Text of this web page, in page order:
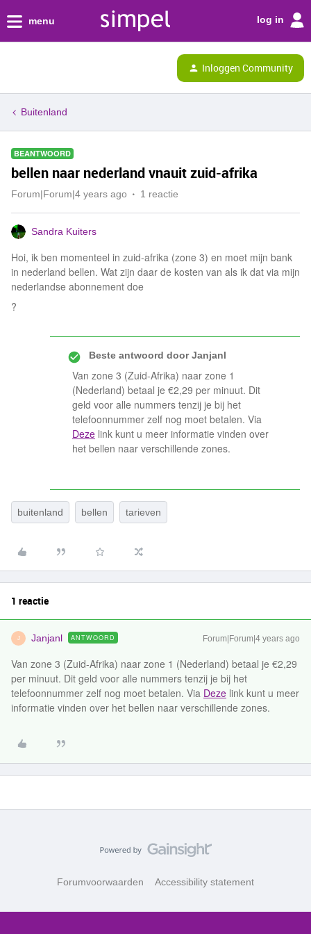
menu log in
Inloggen Community
Buitenland
BEANTWOORD
bellen naar nederland vnauit zuid-afrika
Forum|Forum|4 years ago 1 reactie
Sandra Kuiters
Hoi, ik ben momenteel in zuid-afrika (zone 3) en moet mijn bank
in nederland bellen. Wat zijn daar de kosten van als ik dat via mijn
nederlandse abonnement doe
?
Beste antwoord doorJanjanl
Van zone 3 (Zuid-Afrika) naar zone 1
(Nederland) betaal je €2,29 per minuut. Dit
geld voor alle nummers tenzij je bij het
telefoonnummer zelf nog moet betalen. Via
Deze link kunt u meer informatie vinden over
het bellen naar verschillende zones.
buitenland bellen tarieven
1 reactie
J Janjanl ANTWOORD Forum|Forum|4 years ago
Van zone 3 (Zuid-Afrika) naar zone 1 (Nederland) betaal je €2,29
per minuut. Dit geld voor alle nummers tenzij je bij het
telefoonnummer zelf nog moet betalen. Via Deze link kunt u meer
informatie vinden over het bellen naar verschillende zones.
Forumvoorwaarden Accessibility statement